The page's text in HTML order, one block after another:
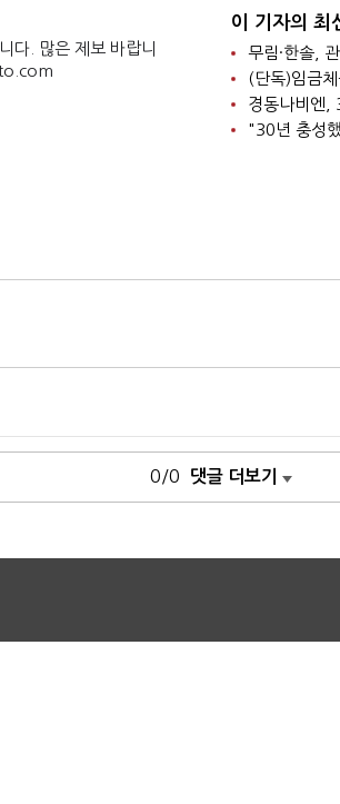
다. 많은 제보 바랍니
이 기자의 최
무림·한솔,
(단독)임금
경동나비엔,
"30년 충성
0/0 댓글 더보기